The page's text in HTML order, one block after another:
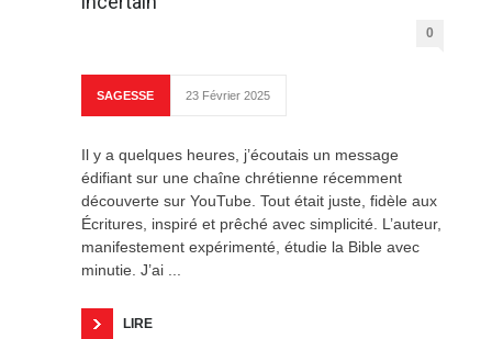
0
SAGESSE 23 Février 2025
Il y a quelques heures, j’écoutais un message
édifiant sur une chaîne chrétienne récemment
découverte sur YouTube. Tout était juste, fidèle aux
Écritures, inspiré et prêché avec simplicité. L’auteur,
manifestement expérimenté, étudie la Bible avec
minutie. J’ai ...
LIRE